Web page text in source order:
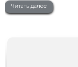
Читать далее